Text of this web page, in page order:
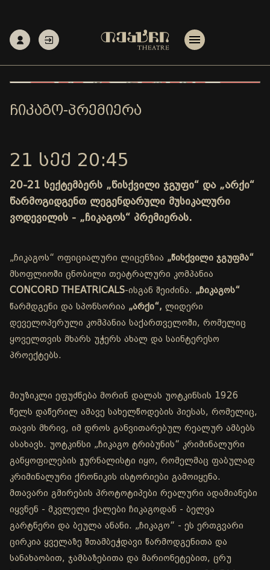
ᲩᲘᲙᲐᲒᲝ-ᲞᲠᲔᲛᲘᲔᲠᲐ
21 ᲡᲔᲥ 20:45
20-21 სექტემბერს „წისქვილი ჯგუფი“ და „არქი“
წარმოგიდგენთ ლეგენდარული მუსიკალური
ვოდევილის - „ჩიკაგოს“ პრემიერას.
„ჩიკაგოს“ ოფიციალური ლიცენზია „წისქვილი ჯგუფმა“
მსოფლიოში ცნობილი თეატრალური კომპანია
CONCORD THEATRICALS-ისგან შეიძინა. „ჩიკაგოს“
წარმდგენი და სპონსორია „არქი“, ლიდერი
დეველოპერული კომპანია საქართველოში, რომელიც
ყოველთვის მხარს უჭერს ახალ და საინტერესო
პროექტებს.
მიუზიკლი ეფუძნება მორინ დალას უოტკინსის 1926
წელს დაწერილ ამავე სახელწოდების პიესას, რომელიც,
თავის მხრივ, იმ დროს განვითარებულ რეალურ ამბებს
ასახავს. უოტკინსი „ჩიკაგო ტრიბუნის“ კრიმინალური
განყოფილების ჟურნალისტი იყო, რომელმაც ფაბულად
კრიმინალური ქრონიკის ისტორიები გამოიყენა.
მთავარი გმირების პროტოტიპები რეალური ადამიანები
იყვნენ - მკვლელი ქალები ჩიკაგოდან - ბელვა
გარტნერი და ბეულა ანანი. „ჩიკაგო“ - ეს ერთგვარი
ცირკია ყველაზე შთამბეჭდავი წარმოდგენითა და
სანახაობით, ჯამბაზებითა და მარიონეტებით, ცრუ